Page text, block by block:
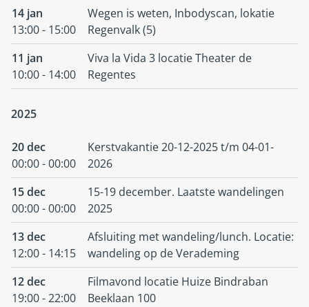
14 jan
13:00 - 15:00
Wegen is weten, Inbodyscan, lokatie
Regenvalk (5)
11 jan
10:00 - 14:00
Viva la Vida 3 locatie Theater de
Regentes
2025
20 dec
00:00 - 00:00
Kerstvakantie 20-12-2025 t/m 04-01-
2026
15 dec
00:00 - 00:00
15-19 december. Laatste wandelingen
2025
13 dec
12:00 - 14:15
Afsluiting met wandeling/lunch. Locatie:
wandeling op de Verademing
12 dec
19:00 - 22:00
Filmavond locatie Huize Bindraban
Beeklaan 100